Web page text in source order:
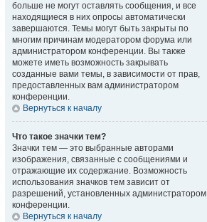
больше не могут оставлять сообщения, и все
находящиеся в них опросы автоматически
завершаются. Темы могут быть закрыты по
многим причинам модератором форума или
администратором конференции. Вы также
можете иметь возможность закрывать
созданные вами темы, в зависимости от прав,
предоставленных вам администратором
конференции.
Вернуться к началу
Что такое значки тем?
Значки тем — это выбранные авторами
изображения, связанные с сообщениями и
отражающие их содержание. Возможность
использования значков тем зависит от
разрешений, установленных администратором
конференции.
Вернуться к началу